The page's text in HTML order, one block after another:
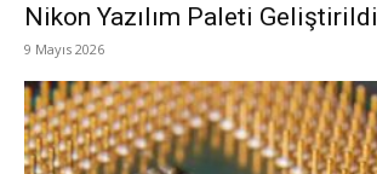
Nikon Yazılım Paleti Geliştirildi
9 Mayıs 2026